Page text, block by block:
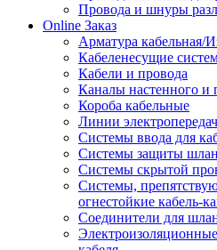
Провода и шнуры
Online Заказ
Арматура кабельная/
Кабеленесущие
Кабели и провода
Каналы настенного и
Короба кабельные
Линии
Системы ввода для
Системы защиты
Системы скрытой
Системы,
огнестойкие кабель-
Соединители для